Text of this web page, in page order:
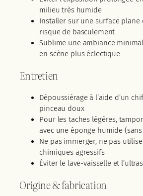
milieu très humide
Installer sur une surface plane
risque de basculement
Sublime une ambiance
en scène plus éclectique
Entretien
Dépoussiérage à l’aide d’un
pinceau doux
Pour les taches légères,
avec une éponge humide
Ne pas immerger, ne pas
chimiques agressifs
Éviter le lave-vaisselle et
Origine & fabrication